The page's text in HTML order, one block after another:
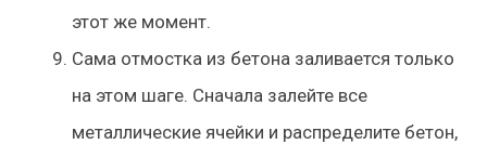
этот же момент.
Сама отмостка из бетона заливается только
на этом шаге. Сначала залейте все
металлические ячейки и распределите бетон,